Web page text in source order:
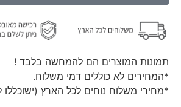
תמונות המוצרים הם להמחשה בלבד !
*המחירים לא כוללים דמי משלוח.
*מחירי משלוח נוחים לכל הארץ (ישוכללו